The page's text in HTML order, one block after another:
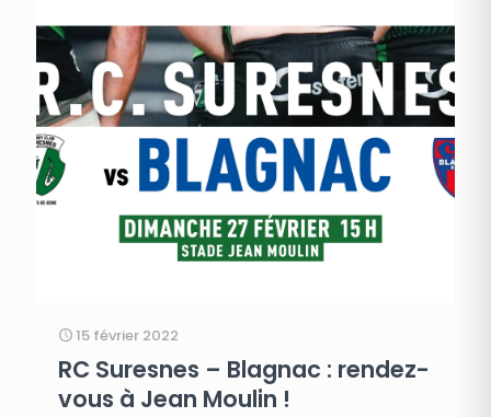
15 février 2022
RC Suresnes – Blagnac : rendez-
vous à Jean Moulin !